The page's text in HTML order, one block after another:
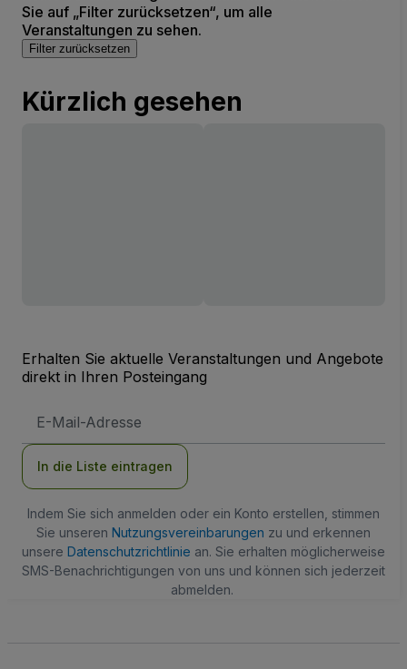
Sie auf „Filter zurücksetzen“, um alle
Veranstaltungen zu sehen.
Filter zurücksetzen
Kürzlich gesehen
Erhalten Sie aktuelle Veranstaltungen und Angebote
direkt in Ihren Posteingang
Mail-
In die Liste eintragen
Indem Sie sich anmelden oder ein Konto erstellen, stimmen
Sie unseren Nutzungsvereinbarungen zu und erkennen
unsere Datenschutzrichtlinie an. Sie erhalten möglicherweise
SMS-Benachrichtigungen von uns und können sich jederzeit
abmelden.